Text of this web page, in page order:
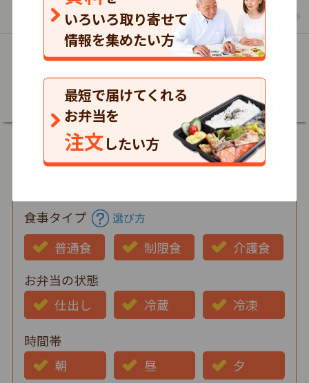
いろいろ取り寄せて
情報を集めたい方
最短で届けてくれる
お弁当を
注文したい方
まごころケア食のお弁当の一覧を見る
詳細
食事タイプ 選び方
普通食 制限食
介護食
お弁当の状態
仕出し
冷蔵
冷凍
時間帯
朝
昼
夕